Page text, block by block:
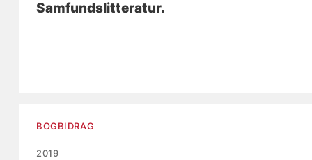
Samfundslitteratur.
BOGBIDRAG
2019